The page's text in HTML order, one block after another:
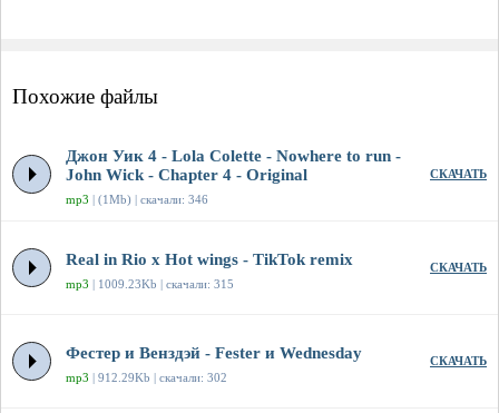
Похожие файлы
Джон Уик 4 - Lola Colette - Nowhere to run -
John Wick - Chapter 4 - Original
mp3 | (1Mb) | скачали: 346
СКАЧАТЬ
Real in Rio x Hot wings - TikTok remix
mp3 | 1009.23Kb | скачали: 315
СКАЧАТЬ
Фестер и Венздэй - Fester и Wednesday
mp3 | 912.29Kb | скачали: 302
СКАЧАТЬ